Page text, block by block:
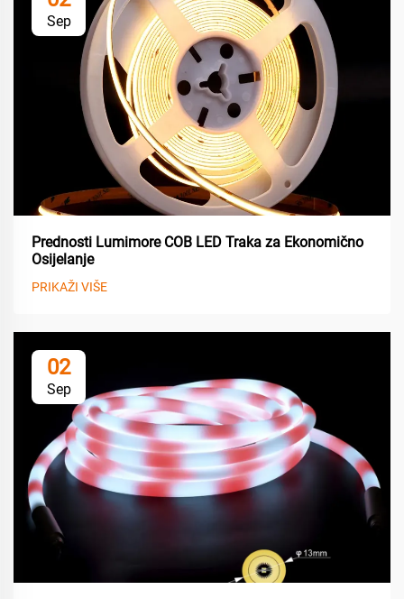
Sep
Prednosti Lumimore COB LED Traka za Ekonomično
Osijelanje
PRIKAŽI VIŠE
02
Sep